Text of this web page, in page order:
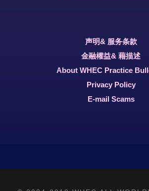
声明& 服务条款
金融權益& 藉描述
About WHEC Practice
Privacy Policy
E-mail Scams